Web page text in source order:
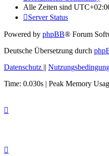
Alle Zeiten sind
Server Status
Powered by phpBB® Forum
Deutsche Übersetzung durch
Datenschutz ||
Time: 0.030s | Peak Memory